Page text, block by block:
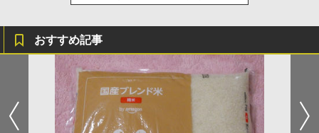
おすすめ記事